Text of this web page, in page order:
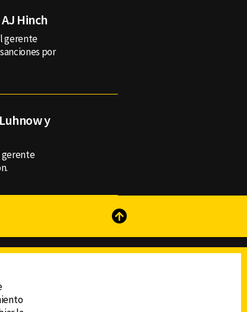
Hinch
gerente
por
y
gerente
Subir